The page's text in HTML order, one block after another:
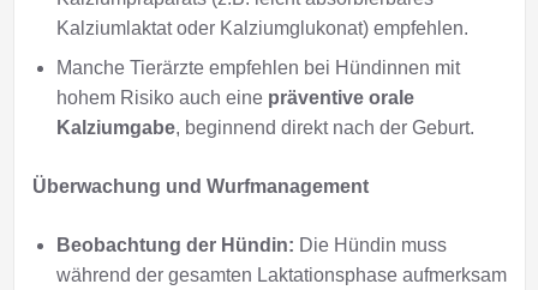
Kalziumlaktat oder Kalziumglukonat) empfehlen.
Manche Tierärzte empfehlen bei Hündinnen mit
hohem Risiko auch eine präventive orale
Kalziumgabe, beginnend direkt nach der Geburt.
Überwachung und Wurfmanagement
Beobachtung der Hündin: Die Hündin muss
während der gesamten Laktationsphase aufmerksam